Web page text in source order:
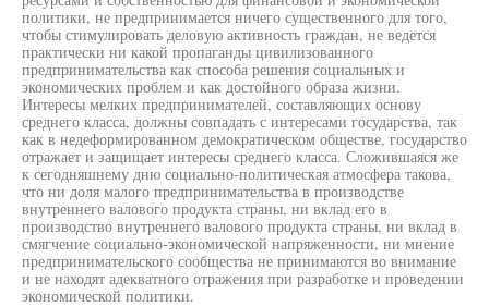
политики, не предпринимается ничего существенного для того,
чтобы стимулировать деловую активность граждан, не ведется
практически ни какой пропаганды цивилизованного
предпринимательства как способа решения социальных и
экономических проблем и как достойного образа жизни.
Интересы мелких предпринимателей, составляющих основу
среднего класса, должны совпадать с интересами государства, так
как в недеформированном демократическом обществе, государство
отражает и защищает интересы среднего класса. Сложившаяся же
к сегодняшнему дню социально-политическая атмосфера такова,
что ни доля малого предпринимательства в производстве
внутреннего валового продукта страны, ни вклад его в
производство внутреннего валового продукта страны, ни вклад в
смягчение социально-экономической напряженности, ни мнение
предпринимательского сообщества не принимаются во внимание
и не находят адекватного отражения при разработке и проведении
экономической политики.